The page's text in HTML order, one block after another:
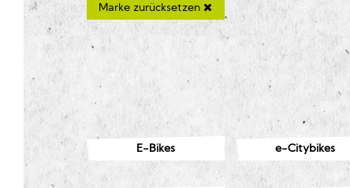
Marke zurücksetzen
E-Bikes e-Citybikes